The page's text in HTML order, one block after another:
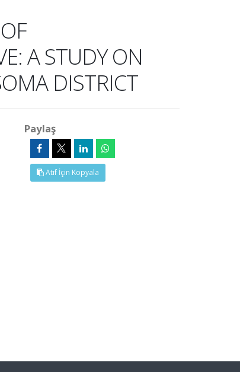
A STUDY ON
DISTRICT
Paylaş
Atıf İçin Kopyala